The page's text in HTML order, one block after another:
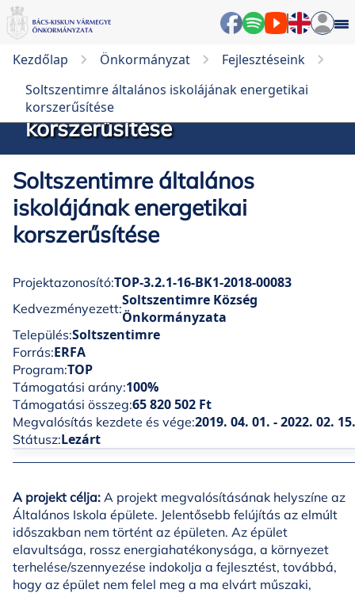
Kezdőlap Önkormányzat
Fejlesztéseink
Soltszentimre általános iskolájának energetikai
korszerűsítése
Soltszentimre általános
iskolájának energetikai
korszerűsítése
Soltszentimre általános
iskolájának energetikai
korszerűsítése
Projektazonosító:TOP-3.2.1-16-BK1-2018-00083
Kedvezményezett:Soltszentimre Község
Önkormányzata
Település:Soltszentimre
Forrás:ERFA
Program:TOP
Támogatási arány:100%
Támogatási összeg:65 820 502 Ft
Megvalósítás kezdete és vége:2019. 04. 01. - 2022. 02. 15.
Státusz:Lezárt
A projekt célja: A projekt megvalósításának helyszíne az
Általános Iskola épülete. Jelentősebb felújítás az elmúlt
időszakban nem történt az épületen. Az épület
elavultsága, rossz energiahatékonysága, a környezet
terhelése/szennyezése indokolja a fejlesztést, továbbá,
hogy az épület nem felel meg a ma elvárt műszaki,